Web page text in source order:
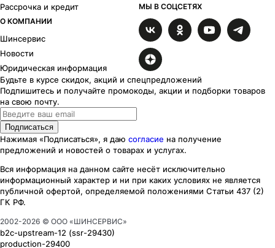
X-trike
X-trikeRST
Yamato
Yamato Samurai
Yamato Segun
Yokatta
YST
Рассрочка и кредит
О КОМПАНИИ
Шинсервис
Новости
Юридическая информация
МЫ В СОЦСЕТЯХ
Будьте в курсе скидок, акций и спецпредложений
Подпишитесь и получайте промокоды, акции и подборки товаров
на свою почту.
Подписаться
Нажимая «Подписаться», я даю согласие на получение
предложений и новостей о товарах и услугах.
Вся информация на данном сайте несёт исключительно
информационный характер и ни при каких условиях не является
публичной офертой, определяемой положениями Статьи 437 (2)
ГК РФ.
2002-2026 © ООО «ШИНСЕРВИС»
b2c-upstream-12 (ssr-29430)
production-29400